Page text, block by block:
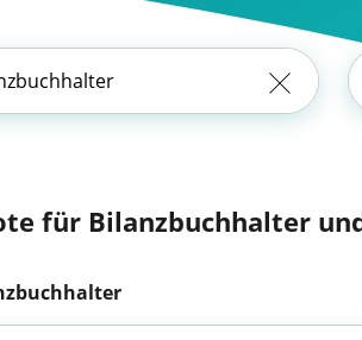
für Bilanzbuchhalter